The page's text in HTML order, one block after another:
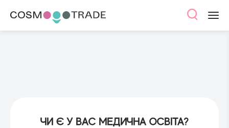
ЧИ Є У ВАС МЕДИЧНА ОСВІТА?